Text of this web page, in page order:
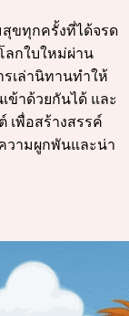
ขทุกครั้งที่ได้จรด
ลกใบใหม่ผ่าน
รเล่านิทานทำให้
ข้าด้วยกันได้ และ
เพื่อสร้างสรรค์
วามผูกพันและน่า